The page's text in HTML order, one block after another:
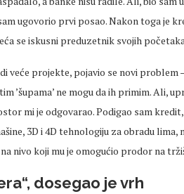
ugovorio prvi posao. Nakon toga je
se iskusni preduzetnik svojih
veće projekte, pojavio se novi
’šupama’ ne mogu da ih primim. Ali,
mi je odgovarao. Podigao sam
3D i 4D tehnologiju za obradu lima,
nivo koji mu je omogućio prodor na
dosegao je vrh